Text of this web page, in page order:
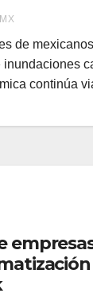
de
inundaciones
continúa